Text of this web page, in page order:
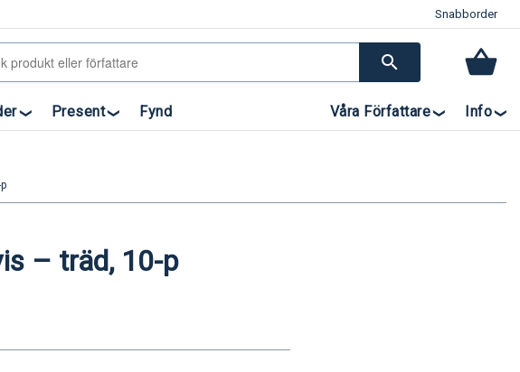
Snabborder
search
Present Fynd Våra Författare Info
– träd, 10-p